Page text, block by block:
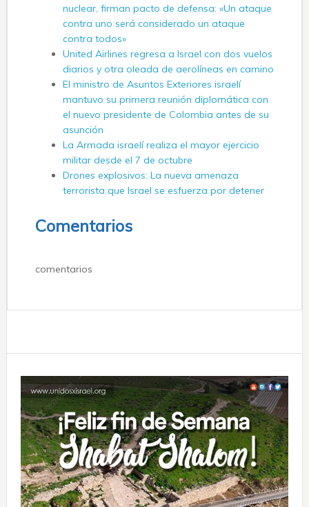
nuclear, firman pacto de defensa: «Un ataque
contra uno será considerado un ataque
contra todos»
United Airlines regresa a Israel con dos vuelos
diarios y otra oleada de aerolíneas en camino
El ministro de Asuntos Exteriores israelí
mantuvo su primera reunión diplomática con
el nuevo presidente de Colombia antes de su
asunción
La Armada israelí realiza el mayor ejercicio
militar desde el 7 de octubre
Drones explosivos: La nueva amenaza
terrorista que Israel se esfuerza por detener
Comentarios
comentarios